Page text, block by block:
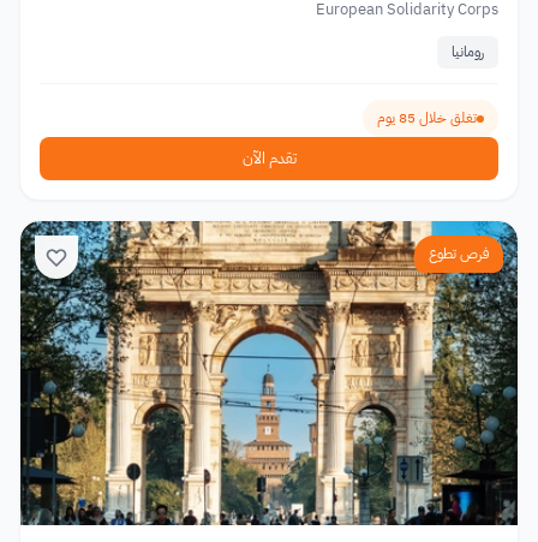
European Solidarity Corps
رومانيا
تغلق خلال 85 يوم
تقدم الآن
فرص تطوع